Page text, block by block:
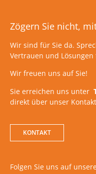
Zögern Sie nicht,
Wir sind für Sie da.
Vertrauen und Lösungen
Wir freuen uns auf Sie!
Sie erreichen uns unter
direkt über unser
KONTAKT
Folgen Sie uns auf